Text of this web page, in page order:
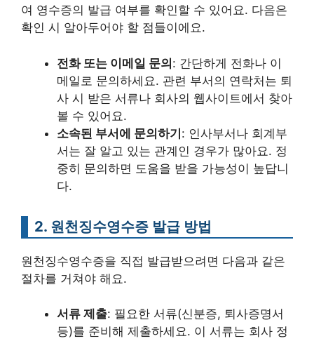
여 영수증의 발급 여부를 확인할 수 있어요. 다음은
확인 시 알아두어야 할 점들이에요.
전화 또는 이메일 문의: 간단하게 전화나 이
메일로 문의하세요. 관련 부서의 연락처는 퇴
사 시 받은 서류나 회사의 웹사이트에서 찾아
볼 수 있어요.
소속된 부서에 문의하기: 인사부서나 회계부
서는 잘 알고 있는 관계인 경우가 많아요. 정
중히 문의하면 도움을 받을 가능성이 높답니
다.
2. 원천징수영수증 발급 방법
원천징수영수증을 직접 발급받으려면 다음과 같은
절차를 거쳐야 해요.
서류 제출: 필요한 서류(신분증, 퇴사증명서
등)를 준비해 제출하세요. 이 서류는 회사 정